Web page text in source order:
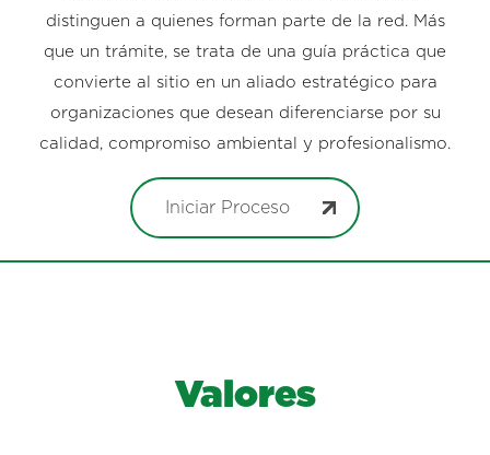
distinguen a quienes forman parte de la red. Más
que un trámite, se trata de una guía práctica que
convierte al sitio en un aliado estratégico para
organizaciones que desean diferenciarse por su
calidad, compromiso ambiental y profesionalismo.
Iniciar Proceso
Valores